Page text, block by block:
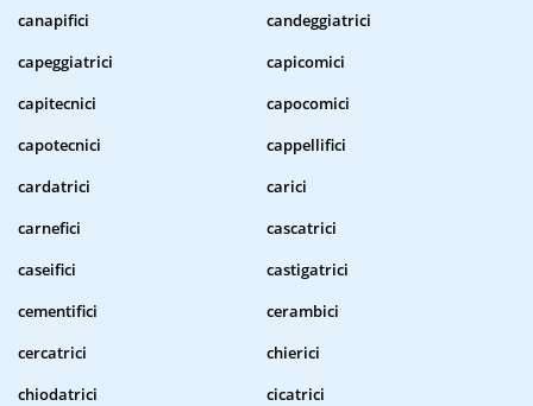
canapifici
candeggiatrici
capeggiatrici
capicomici
capitecnici
capocomici
capotecnici
cappellifici
cardatrici
carici
carnefici
cascatrici
caseifici
castigatrici
cementifici
cerambici
cercatrici
chierici
chiodatrici
cicatrici